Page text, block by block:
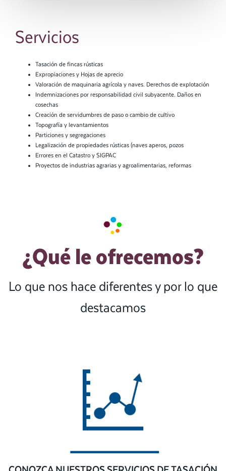
Servicios
Tasación de fincas rústicas
Expropiaciones y Hojas de aprecio
Valoración de maquinaria agrícola y naves. Derechos de explotación
Indemnizaciones por responsabilidad civil subyacente. Daños en
cosechas
Creación de servidumbres de paso o cambio de cultivo
Topografía y levantamientos
Particiones y segregaciones
Legalización de propiedades rústicas (naves aperos, pozos
Errores en el Catastro y SIGPAC
Proyectos de industrias agrarias y agroalimentarias, reformas
¿Qué le ofrecemos?
Lo que nos hace diferentes y por lo que
destacamos